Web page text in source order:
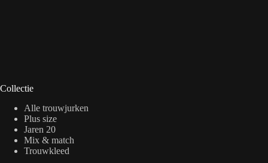
Collectie
Alle trouwjurken
Plus size
Jaren 20
Mix & match
Trouwkleed